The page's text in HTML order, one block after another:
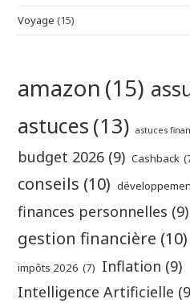
Voyage (15)
amazon (15)
astuces (13) astuces
budget 2026 (9) Cashback
conseils (10)
finances personnelles (9)
gestion financière (10)
impôts 2026 (7) Inflation (9)
Intelligence Artificielle